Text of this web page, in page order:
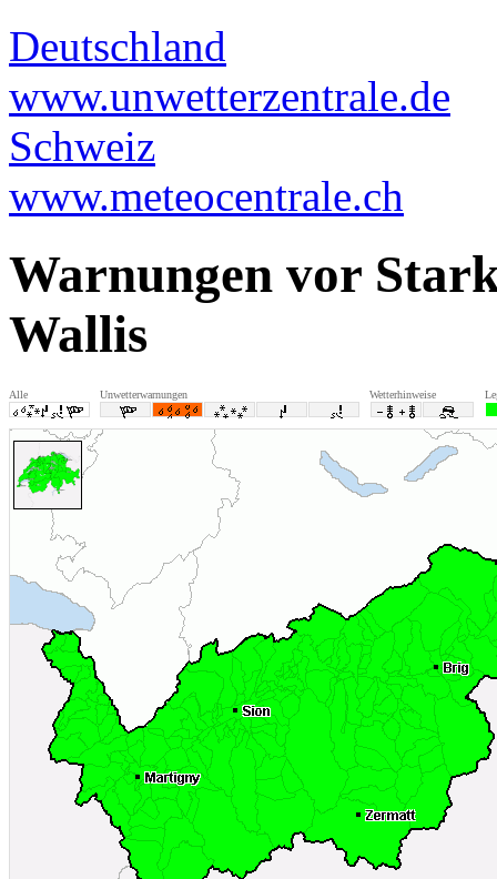
Deutschland
www.unwetterzentrale.de
Schweiz
www.meteocentrale.ch
Warnungen vor
Wallis
Alle Unwetterwarnungen Wetterhinweise